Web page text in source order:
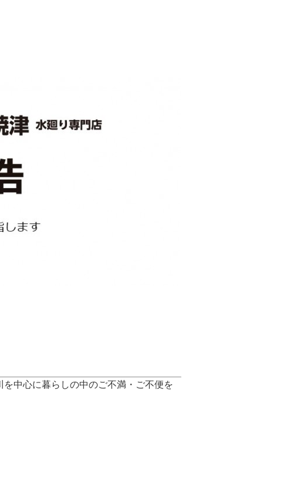
を中心に暮らしの中のご不満・ご不便を